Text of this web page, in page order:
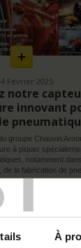
À
En
savoir
plus
Février 2025
notre
innovant
groupe Chauvin
à piquer
notamment
de la fabrication de